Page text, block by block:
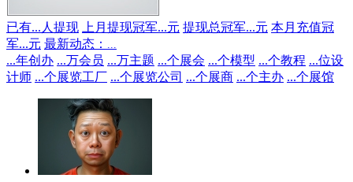
已有... 人提现 上月提现冠军...元 提现总冠军...元 本月充值冠
军...元 最新动态：
...年创办 ...万会员 ...万主题 ...个展会 ...个模型 ...个教程 ...位设
计师 ...个展览工厂 ...个展览公司 ...个展商 ...个主办 ...个展馆